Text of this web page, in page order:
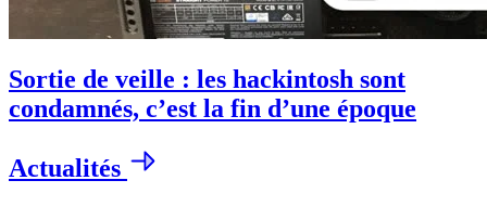
Sortie de veille : les hackintosh sont
condamnés, c’est la fin d’une époque
Actualités